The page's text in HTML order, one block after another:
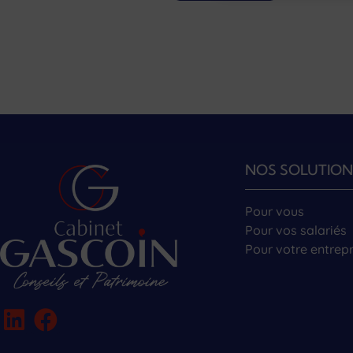
NOS
Pour vous
Pour vos salariés
Pour votre